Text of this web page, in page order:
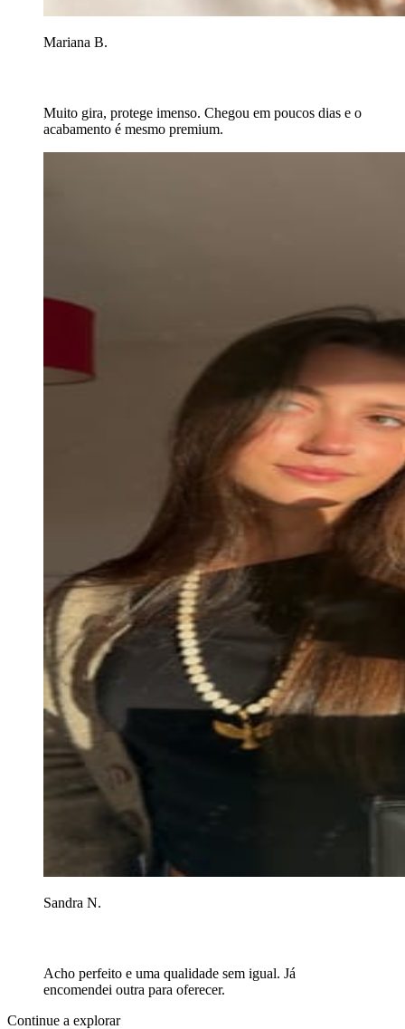
Mariana B.
Muito gira, protege imenso. Chegou em poucos dias e o
acabamento é mesmo premium.
Sandra N.
Acho perfeito e uma qualidade sem igual. Já
encomendei outra para oferecer.
Continue a explorar